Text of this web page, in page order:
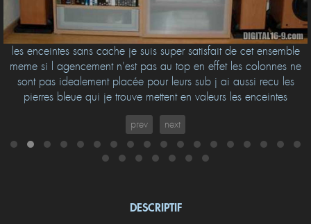
les enceintes sans cache je suis super satisfait de cet ensemble
meme si l agencement n'est pas au top en effet les colonnes ne
sont pas idealement placée pour leurs sub j ai aussi recu les
pierres bleue qui je trouve mettent en valeurs les enceintes
prev next
DESCRIPTIF